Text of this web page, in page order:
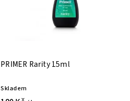
PRIMER Rarity 15ml
Skladem